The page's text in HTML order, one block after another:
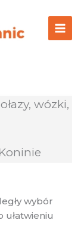
wózki,
wybór